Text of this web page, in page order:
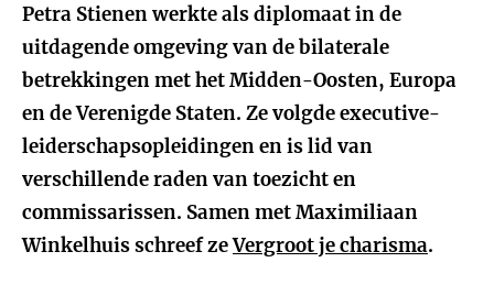
Petra Stienen werkte als diplomaat in de
uitdagende omgeving van de bilaterale
betrekkingen met het Midden-Oosten, Europa
en de Verenigde Staten. Ze volgde executive-
leiderschapsopleidingen en is lid van
verschillende raden van toezicht en
commissarissen. Samen met Maximiliaan
Winkelhuis schreef zeVergroot je charisma.